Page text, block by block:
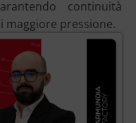
continuità
maggiore pressione.